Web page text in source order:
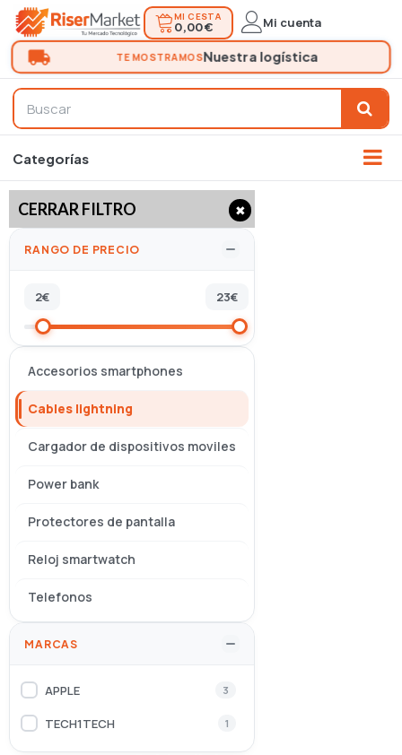
MI CESTA
0,00 € Mi cuenta
Accesorios smartphones
Cables lightning
Cargador de dispositivos moviles
Power bank
Protectores de pantalla
Reloj smartwatch
Telefonos
CERRAR FILTRO ✖
RANGO DE PRECIO
2€ 23€
MARCAS
APPLE 3
TECH1TECH 1